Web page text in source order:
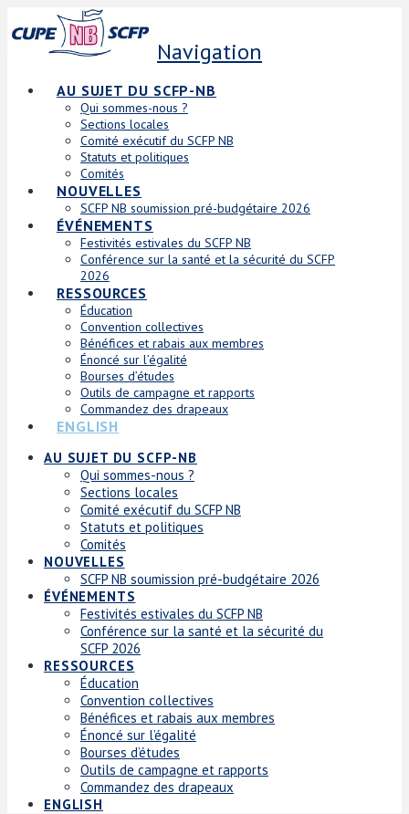
Navigation
AU SUJET DU SCFP-NB
Qui sommes-nous ?
Sections locales
Comité exécutif du SCFP NB
Statuts et politiques
Comités
NOUVELLES
SCFP NB soumission pré-budgétaire 2026
ÉVÉNEMENTS
Festivités estivales du SCFP NB
Conférence sur la santé et la sécurité du SCFP
2026
RESSOURCES
Éducation
Convention collectives
Bénéfices et rabais aux membres
Énoncé sur l’égalité
Bourses d’études
Outils de campagne et rapports
Commandez des drapeaux
ENGLISH
AU SUJET DU SCFP-NB
Qui sommes-nous ?
Sections locales
Comité exécutif du SCFP NB
Statuts et politiques
Comités
NOUVELLES
SCFP NB soumission pré-budgétaire 2026
ÉVÉNEMENTS
Festivités estivales du SCFP NB
Conférence sur la santé et la sécurité du
SCFP 2026
RESSOURCES
Éducation
Convention collectives
Bénéfices et rabais aux membres
Énoncé sur l’égalité
Bourses d’études
Outils de campagne et rapports
Commandez des drapeaux
ENGLISH